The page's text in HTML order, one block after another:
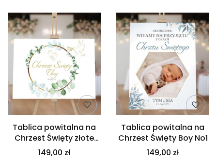
Tablica powitalna na
Chrzest Święty złote
stópki
149,00 zł
Tablica powitalna na
Chrzest Święty Boy No1
149,00 zł